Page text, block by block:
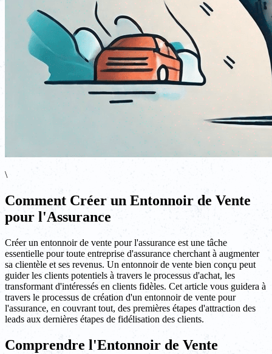
\
Comment Créer un Entonnoir de Vente
pour l'Assurance
Créer un entonnoir de vente pour l'assurance est une tâche
essentielle pour toute entreprise d'assurance cherchant à augmenter
sa clientèle et ses revenus. Un entonnoir de vente bien conçu peut
guider les clients potentiels à travers le processus d'achat, les
transformant d'intéressés en clients fidèles. Cet article vous guidera à
travers le processus de création d'un entonnoir de vente pour
l'assurance, en couvrant tout, des premières étapes d'attraction des
leads aux dernières étapes de fidélisation des clients.
Comprendre l'Entonnoir de Vente